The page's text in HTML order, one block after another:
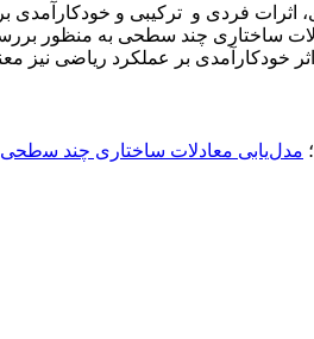
؛ ﻣﺪلﯾﺎﺑﯽ ﻣﻌﺎدﻻت ﺳﺎﺧﺘﺎری ﭼﻨﺪ ﺳطحی